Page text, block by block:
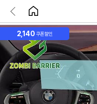
2,140 쿠폰할인